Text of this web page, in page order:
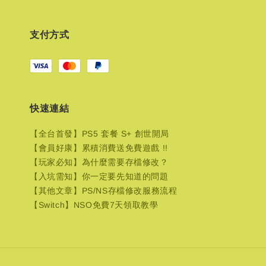
支付方式
快速連結
【全台首發】PS5 套餐 S+ 創世開局
【會員好康】累積消費送免費遊戲 !!
【玩家必知】為什麼需要存檔修改？
【入坑需知】你一定要先知道的問題
【其他文章】PS/NS存檔修改服務流程
【Switch】NSO免費7天領取教學